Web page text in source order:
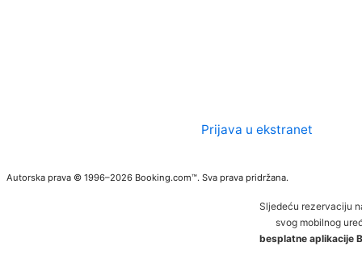
Prijava u ekstranet
Autorska prava © 1996–2026 Booking.com™. Sva prava pridržana.
Sljedeću rezervaciju
svog mobilnog
besplatne aplikacije